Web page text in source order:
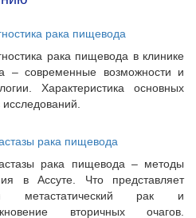
рака пищевода
рака пищевода в клинике
– современные возможности и
Характеристика основных
исследований.
рака пищевода
рака пищевода – методы
в Ассуте. Что представляет
метастатический рак и
вторичных очагов.